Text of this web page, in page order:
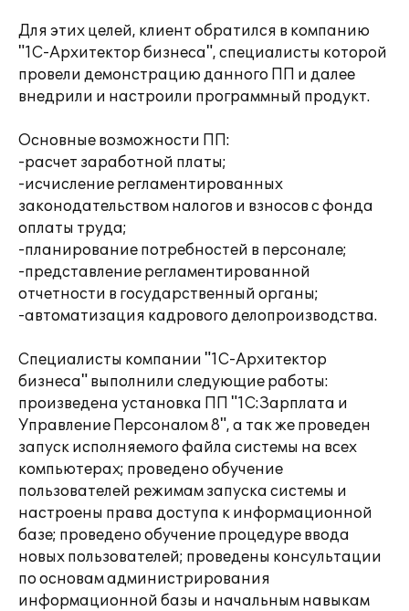
Для этих целей, клиент обратился в компанию
"1С-Архитектор бизнеса", специалисты которой
провели демонстрацию данного ПП и далее
внедрили и настроили программный продукт.
Основные возможности ПП:
-расчет заработной платы;
-исчисление регламентированных
законодательством налогов и взносов с фонда
оплаты труда;
-планирование потребностей в персонале;
-представление регламентированной
отчетности в государственный органы;
-автоматизация кадрового делопроизводства.
Специалисты компании "1С-Архитектор
бизнеса" выполнили следующие работы:
произведена установка ПП "1С:Зарплата и
Управление Персоналом 8", а так же проведен
запуск исполняемого файла системы на всех
компьютерах; проведено обучение
пользователей режимам запуска системы и
настроены права доступа к информационной
базе; проведено обучение процедуре ввода
новых пользователей; проведены консультации
по основам администрирования
информационной базы и начальным навыкам